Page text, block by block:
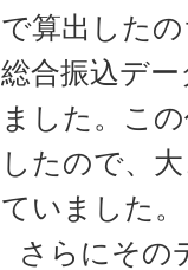
で算出した
総合振込デ
ました。こ
したので、
ていました。
さらにその